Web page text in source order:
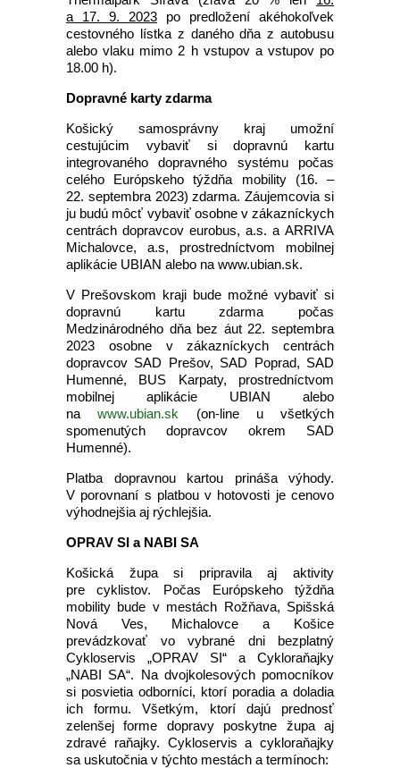
a 17. 9. 2023 po predložení akéhokoľvek
cestovného lístka z daného dňa z autobusu
alebo vlaku mimo 2 h vstupov a vstupov po
18.00 h).
Dopravné karty zdarma
Košický samosprávny kraj umožní
cestujúcim vybaviť si dopravnú kartu
integrovaného dopravného systému počas
celého Európskeho týždňa mobility (16. –
22. septembra 2023) zdarma. Záujemcovia si
ju budú môcť vybaviť osobne v zákazníckych
centrách dopravcov eurobus, a.s. a ARRIVA
Michalovce, a.s, prostredníctvom mobilnej
aplikácie UBIAN alebo na www.ubian.sk.
V Prešovskom kraji bude možné vybaviť si
dopravnú kartu zdarma počas
Medzinárodného dňa bez áut 22. septembra
2023 osobne v zákazníckych centrách
dopravcov SAD Prešov, SAD Poprad, SAD
Humenné, BUS Karpaty, prostredníctvom
mobilnej aplikácie UBIAN alebo
nawww.ubian.sk (on-line u všetkých
spomenutých dopravcov okrem SAD
Humenné).
Platba dopravnou kartou prináša výhody.
V porovnaní s platbou v hotovosti je cenovo
výhodnejšia aj rýchlejšia.
OPRAV SI a NABI SA
Košická župa si pripravila aj aktivity
pre cyklistov. Počas Európskeho týždňa
mobility bude v mestách Rožňava, Spišská
Nová Ves, Michalovce a Košice
prevádzkovať vo vybrané dni bezplatný
Cykloservis „OPRAV SI“ a Cykloraňajky
„NABI SA“. Na dvojkolesových pomocníkov
si posvietia odborníci, ktorí poradia a doladia
ich formu. Všetkým, ktorí dajú prednosť
zelenšej forme dopravy poskytne župa aj
zdravé raňajky. Cykloservis a cykloraňajky
sa uskutočnia v týchto mestách a termínoch: